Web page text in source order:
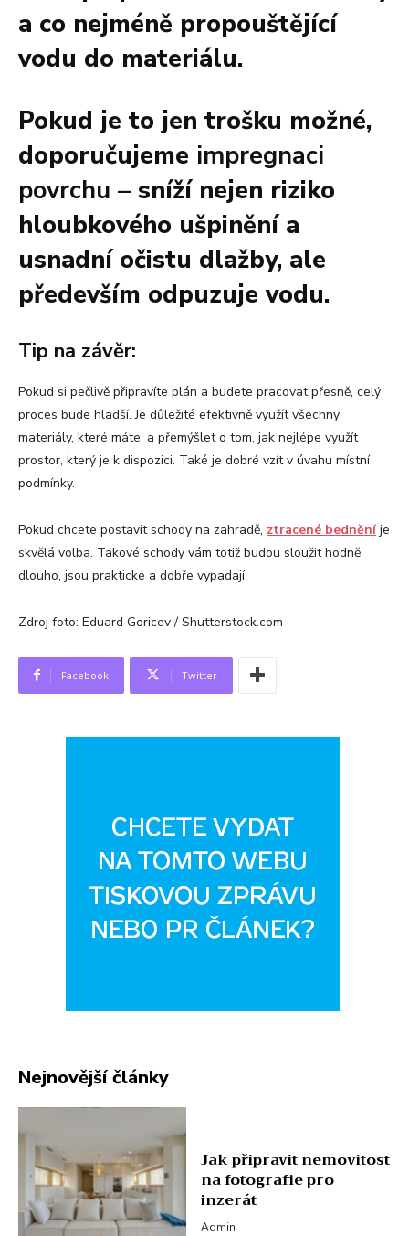
a co nejméně propouštějící
vodu do materiálu.
Pokud je to jen trošku možné,
doporučujeme impregnaci
povrchu – sníží nejen riziko
hloubkového ušpinění a
usnadní očistu dlažby, ale
především odpuzuje vodu.
Tip na závěr:
Pokud si pečlivě připravíte plán a budete pracovat přesně, celý
proces bude hladší. Je důležité efektivně využít všechny
materiály, které máte, a přemýšlet o tom, jak nejlépe využít
prostor, který je k dispozici. Také je dobré vzít v úvahu místní
podmínky.
Pokud chcete postavit schody na zahradě, ztracené bedněníje
skvělá volba. Takové schody vám totiž budou sloužit hodně
dlouho, jsou praktické a dobře vypadají.
Zdroj foto: Eduard Goricev / Shutterstock.com
Facebook Twitter
Nejnovější články
Jak připravit nemovitost
na fotografie pro
inzerát
Admin